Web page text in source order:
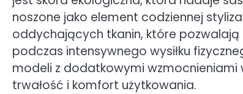
noszone jako element codziennej
oddychających tkanin, które
podczas intensywnego wysiłku
modeli z dodatkowymi wzmocnieniami
trwałość i komfort użytkowania.